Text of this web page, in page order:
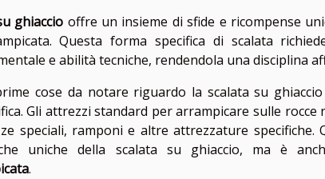
ghiaccio offre un insieme di sfide e ricompense
Questa forma specifica di scalata
e abilità tecniche, rendendola una disciplina
cose da notare riguardo la scalata su
Gli attrezzi standard per arrampicare sulle
speciali, ramponi e altre attrezzature
uniche della scalata su ghiaccio, ma è
.